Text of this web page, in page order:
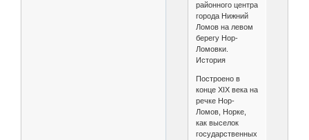
районного центра
города Нижний
Ломов на левом
берегу Нор-
Ломовки.
История
Построено в
конце XIX века на
речке Нор-
Ломов, Норке,
как выселок
государственных